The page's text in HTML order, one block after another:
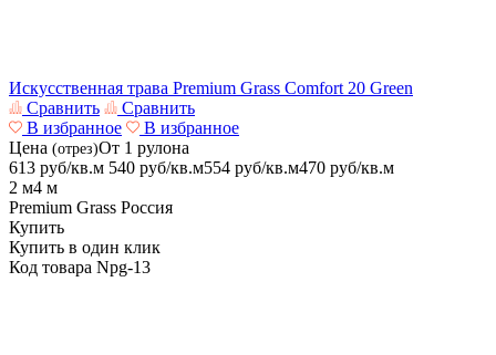
Искусственная трава Premium Grass Comfort 20 Green
Сравнить
Сравнить
В избранное
В избранное
Цена (отрез)От 1 рулона
613 руб/кв.м 540 руб/кв.м554 руб/кв.м470 руб/кв.м
2 м4 м
Premium Grass Россия
Купить
Купить в один клик
Код товара Npg-13